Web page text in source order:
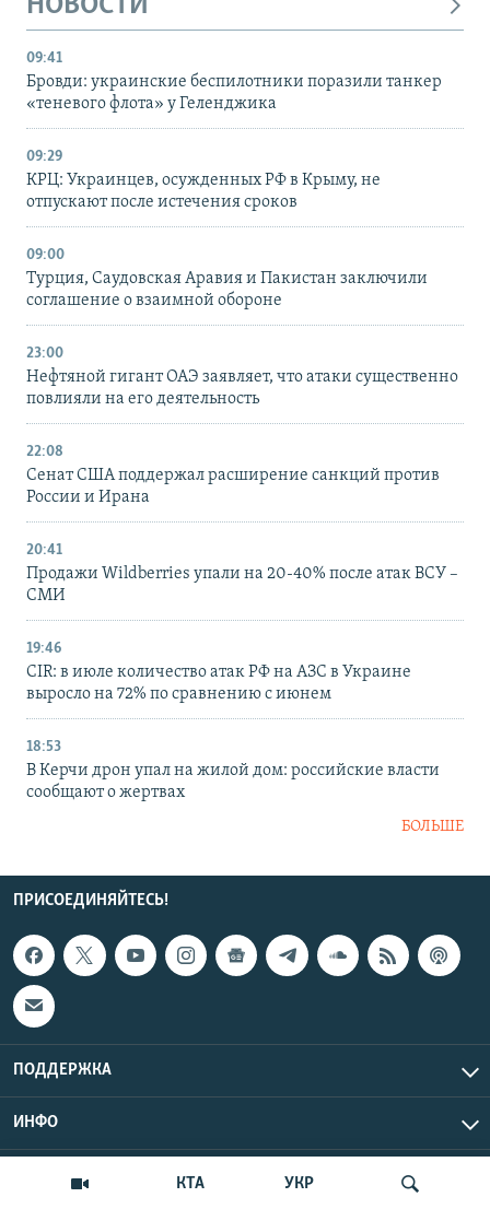
КТА УКР
НОВОСТИ
09:41
Бровди: украинские беспилотники поразили танкер
«теневого флота» у Геленджика
09:29
КРЦ: Украинцев, осужденных РФ в Крыму, не
отпускают после истечения сроков
09:00
Турция, Саудовская Аравия и Пакистан заключили
соглашение о взаимной обороне
23:00
Нефтяной гигант ОАЭ заявляет, что атаки существенно
повлияли на его деятельность
22:08
Сенат США поддержал расширение санкций против
России и Ирана
20:41
Продажи Wildberries упали на 20-40% после атак ВСУ –
СМИ
19:46
CIR: в июле количество атак РФ на АЗС в Украине
выросло на 72% по сравнению с июнем
18:53
В Керчи дрон упал на жилой дом: российские власти
сообщают о жертвах
БОЛЬШЕ
ПРИСОЕДИНЯЙТЕСЬ!
ПОДДЕРЖКА
ИНФО
Copyright Крым.Реалии, 2026 | Все права защищены.
UTC+3